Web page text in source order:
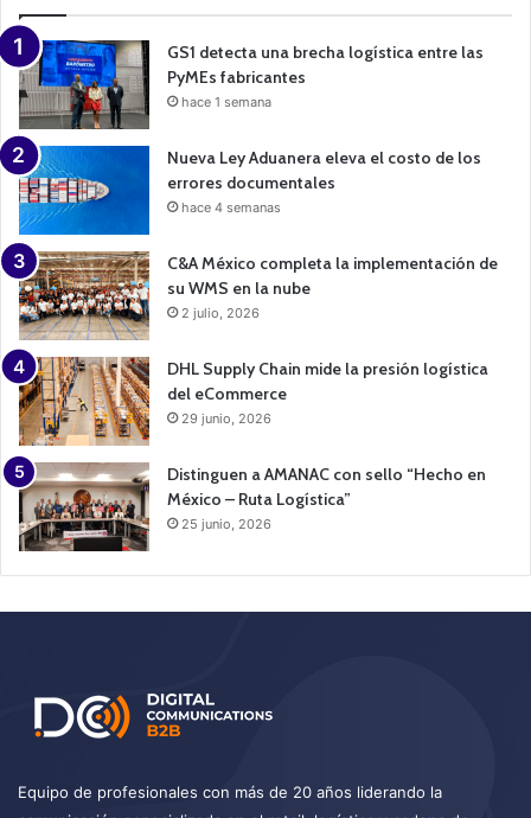
n
GS1 detecta una brecha logística entre las
PyMEs fabricantes
hace 1 semana
Nueva Ley Aduanera eleva el costo de los
errores documentales
hace 4 semanas
C&A México completa la implementación de
su WMS en la nube
2 julio, 2026
DHL Supply Chain mide la presión logística
del eCommerce
29 junio, 2026
Distinguen a AMANAC con sello “Hecho en
México – Ruta Logística”
25 junio, 2026
Equipo de profesionales con más de 20 años liderando la